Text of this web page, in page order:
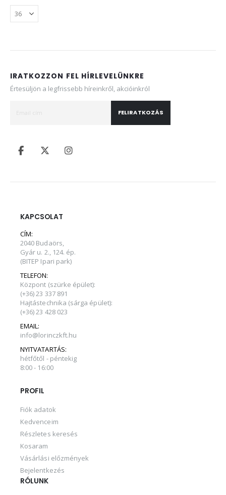
IRATKOZZON FEL HÍRLEVELÜNKRE
Értesüljön a legfrissebb híreinkről, akcióinkról
FELIRATKOZÁS
KAPCSOLAT
CÍM:
2040 Budaörs,
Gyár u. 2., 124. ép.
(BITEP Ipari park)
TELEFON:
Központ (szürke épület):
(+36) 23 337 891
Hajtástechnika (sárga épület):
(+36) 23 428 023
EMAIL:
info@lorinczkft.hu
NYITVATARTÁS:
hétfőtől - péntekig
8:00 - 16:00
PROFIL
Fiók adatok
Kedvenceim
Részletes keresés
Kosaram
Vásárlási előzmények
Bejelentkezés
RÓLUNK